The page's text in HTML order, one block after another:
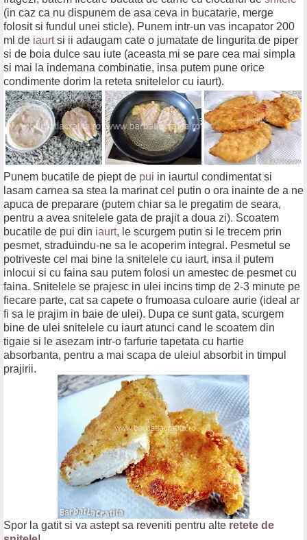
(in caz ca nu dispunem de asa ceva in bucatarie, merge
folosit si fundul unei sticle). Punem intr-un vas incapator 200
ml de iaurtsi ii adaugam cate o jumatate de lingurita de piper
si de boia dulce sau iute (aceasta mi se pare cea mai simpla
si mai la indemana combinatie, insa putem pune orice
condimente dorim la reteta snitelelor cu iaurt).
Punem bucatile de piept de pui in iaurtul condimentat si
lasam carnea sa stea la marinat cel putin o ora inainte de a ne
apuca de preparare (putem chiar sa le pregatim de seara,
pentru a avea snitelele gata de prajit a doua zi). Scoatem
bucatile de pui din iaurt, le scurgem putin si le trecem prin
pesmet, straduindu-ne sa le acoperim integral. Pesmetul se
potriveste cel mai bine la snitelele cu iaurt, insa il putem
inlocui si cu faina sau putem folosi un amestec de pesmet cu
faina. Snitelele se prajesc in ulei incins timp de 2-3 minute pe
fiecare parte, cat sa capete o frumoasa culoare aurie (ideal ar
fi sa le prajim in baie de ulei). Dupa ce sunt gata, scurgem
bine de ulei snitelele cu iaurt atunci cand le scoatem din
tigaie si le asezam intr-o farfurie tapetata cu hartie
absorbanta, pentru a mai scapa de uleiul absorbit in timpul
prajirii.
Spor la gatit si va astept sa reveniti pentru alte retete de